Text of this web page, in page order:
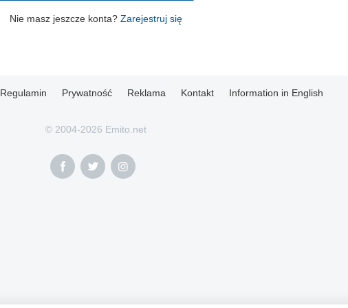
Nie masz jeszcze konta? Zarejestruj się
Regulamin Prywatność Reklama Kontakt Information in English
© 2004-2026 Emito.net